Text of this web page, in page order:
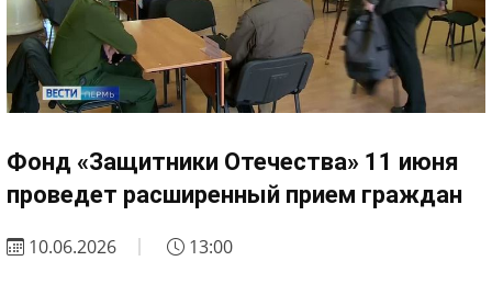
Фонд «Защитники Отечества» 11 июня
проведет расширенный прием граждан
10.06.2026 13:00